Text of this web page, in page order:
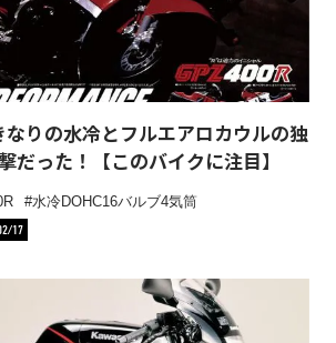
りの水冷とフルエアロカウルの独
だった！【このバイクに注目】
水冷DOHC16バルブ4気筒
17